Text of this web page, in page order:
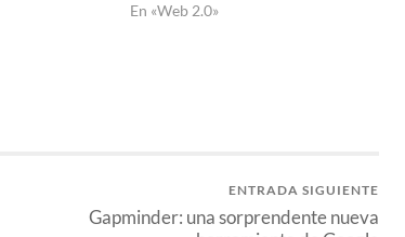
En «Web 2.0»
ENTRADA SIGUIENTE
Gapminder: una sorprendente nueva